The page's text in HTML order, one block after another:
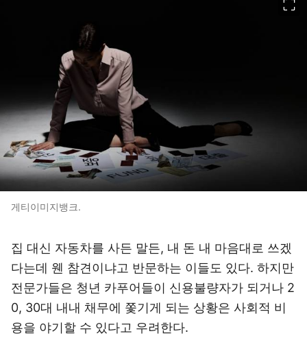
게티이미지뱅크.
집 대신 자동차를 사든 말든, 내 돈 내 마음대로 쓰겠
다는데 웬 참견이냐고 반문하는 이들도 있다. 하지만
전문가들은 청년 카푸어들이 신용불량자가 되거나 2
0, 30대 내내 채무에 쫓기게 되는 상황은 사회적 비
용을 야기할 수 있다고 우려한다.